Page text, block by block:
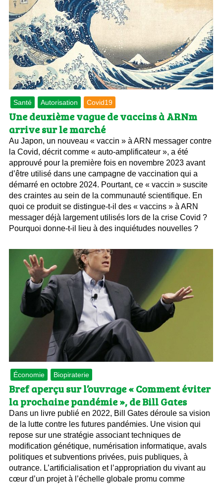
Santé Autorisation Covid19
Une deuxième vague de vaccins à ARNm
arrive sur le marché
Au Japon, un nouveau « vaccin » à ARN messager contre
la Covid, décrit comme « auto-amplificateur », a été
approuvé pour la première fois en novembre 2023 avant
d’être utilisé dans une campagne de vaccination qui a
démarré en octobre 2024. Pourtant, ce « vaccin » suscite
des craintes au sein de la communauté scientifique. En
quoi ce produit se distingue-t-il des « vaccins » à ARN
messager déjà largement utilisés lors de la crise Covid ?
Pourquoi donne-t-il lieu à des inquiétudes nouvelles ?
Économie Biopiraterie
Bref aperçu sur l’ouvrage « Comment éviter
la prochaine pandémie », de Bill Gates
Dans un livre publié en 2022, Bill Gates déroule sa vision
de la lutte contre les futures pandémies. Une vision qui
repose sur une stratégie associant techniques de
modification génétique, numérisation informatique, avals
politiques et subventions privées, puis publiques, à
outrance. L’artificialisation et l’appropriation du vivant au
cœur d’un projet à l’échelle globale promu comme